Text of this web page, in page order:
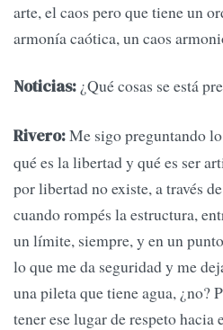
arte, el caos pero que tiene un
armonía caótica, un caos
Noticias: ¿Qué cosas se está
Rivero:Me sigo preguntando
qué es la libertad y qué es ser
por libertad no existe, a través
cuando rompés la estructura,
un límite, siempre, y en un
lo que me da seguridad y me
una pileta que tiene agua, ¿no?
tener ese lugar de respeto